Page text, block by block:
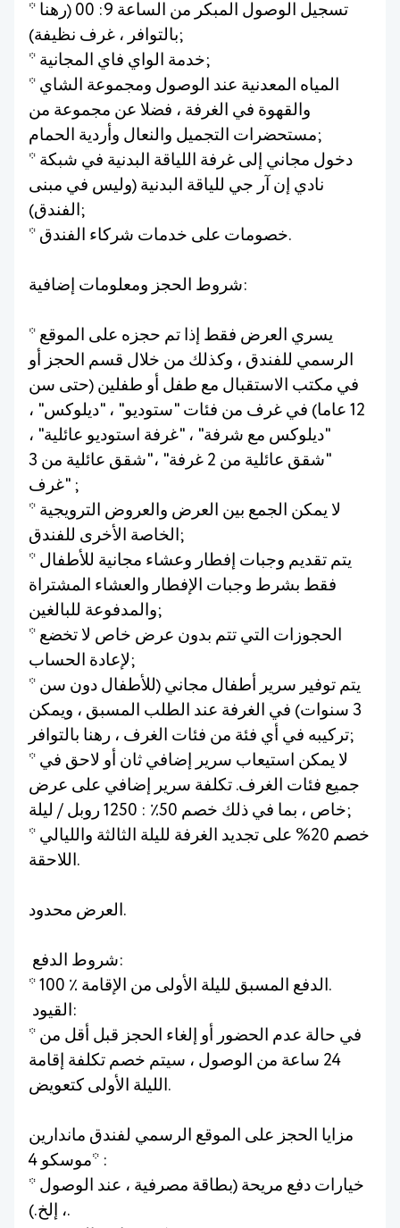
* تسجيل الوصول المبكر من الساعة 9: 00 (رهنا
بالتوافر ، غرف نظيفة);
* خدمة الواي فاي المجانية;
* المياه المعدنية عند الوصول ومجموعة الشاي
والقهوة في الغرفة ، فضلا عن مجموعة من
مستحضرات التجميل والنعال وأردية الحمام;
* دخول مجاني إلى غرفة اللياقة البدنية في شبكة
نادي إن آر جي للياقة البدنية (وليس في مبنى
الفندق);
* خصومات على خدمات شركاء الفندق.
شروط الحجز ومعلومات إضافية:
* يسري العرض فقط إذا تم حجزه على الموقع
الرسمي للفندق ، وكذلك من خلال قسم الحجز أو
في مكتب الاستقبال مع طفل أو طفلين (حتى سن
12 عاما) في غرف من فئات "ستوديو" ، "ديلوكس" ،
"ديلوكس مع شرفة" ، "غرفة استوديو عائلية" ،
"شقق عائلية من 2 غرفة" ،"شقق عائلية من 3
غرف" ;
* لا يمكن الجمع بين العرض والعروض الترويجية
الخاصة الأخرى للفندق;
* يتم تقديم وجبات إفطار وعشاء مجانية للأطفال
فقط بشرط وجبات الإفطار والعشاء المشتراة
والمدفوعة للبالغين;
* الحجوزات التي تتم بدون عرض خاص لا تخضع
لإعادة الحساب;
* يتم توفير سرير أطفال مجاني (للأطفال دون سن
3 سنوات) في الغرفة عند الطلب المسبق ، ويمكن
تركيبه في أي فئة من فئات الغرف ، رهنا بالتوافر;
* لا يمكن استيعاب سرير إضافي ثان أو لاحق في
جميع فئات الغرف. تكلفة سرير إضافي على عرض
خاص ، بما في ذلك خصم 50٪ : 1250 روبل / ليلة;
* خصم 20% على تجديد الغرفة لليلة الثالثة والليالي
اللاحقة.
العرض محدود.
شروط الدفع:
* 100 ٪ الدفع المسبق لليلة الأولى من الإقامة.
القيود:
* في حالة عدم الحضور أو إلغاء الحجز قبل أقل من
24 ساعة من الوصول ، سيتم خصم تكلفة إقامة
الليلة الأولى كتعويض.
مزايا الحجز على الموقع الرسمي لفندق ماندارين
موسكو 4* :
* خيارات دفع مريحة (بطاقة مصرفية ، عند الوصول
، إلخ.).